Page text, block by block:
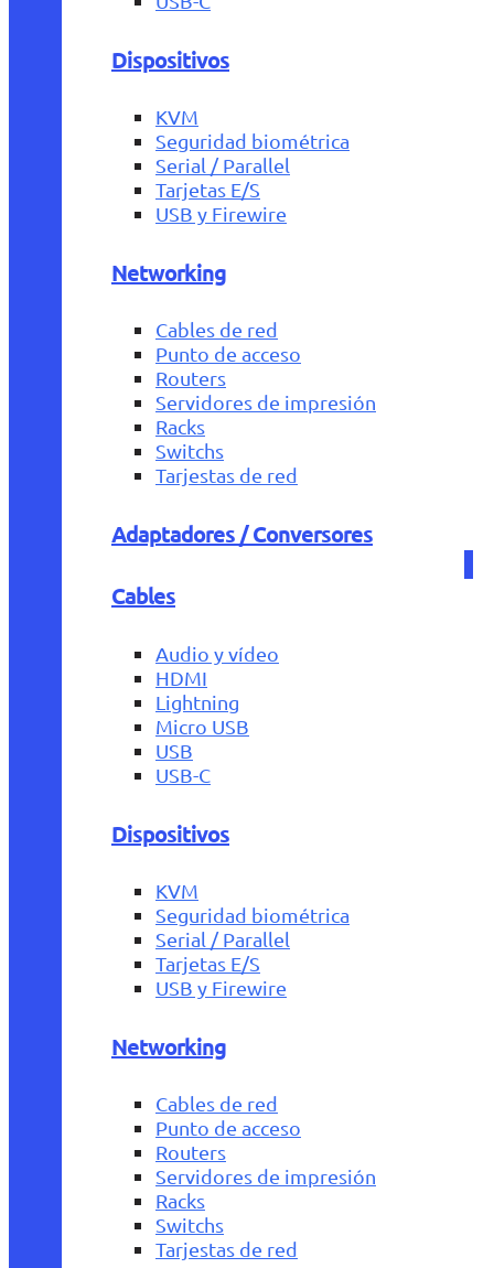
Dispositivos
KVM
Seguridad biométrica
Serial / Parallel
Tarjetas E/S
USB y Firewire
Networking
Cables de red
Punto de acceso
Routers
Servidores de impresión
Racks
Switchs
Tarjestas de red
Adaptadores / Conversores
Cables
Audio y vídeo
HDMI
Lightning
Micro USB
USB
USB-C
Dispositivos
KVM
Seguridad biométrica
Serial / Parallel
Tarjetas E/S
USB y Firewire
Networking
Cables de red
Punto de acceso
Routers
Servidores de impresión
Racks
Switchs
Tarjestas de red